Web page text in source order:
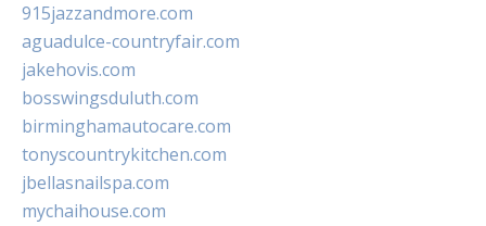
915jazzandmore.com
aguadulce-countryfair.com
jakehovis.com
bosswingsduluth.com
birminghamautocare.com
tonyscountrykitchen.com
jbellasnailspa.com
mychaihouse.com